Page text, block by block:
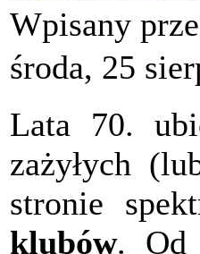
Wpisany
środa, 25
Lata 70.
zażyłych
stronie
klubów. Od